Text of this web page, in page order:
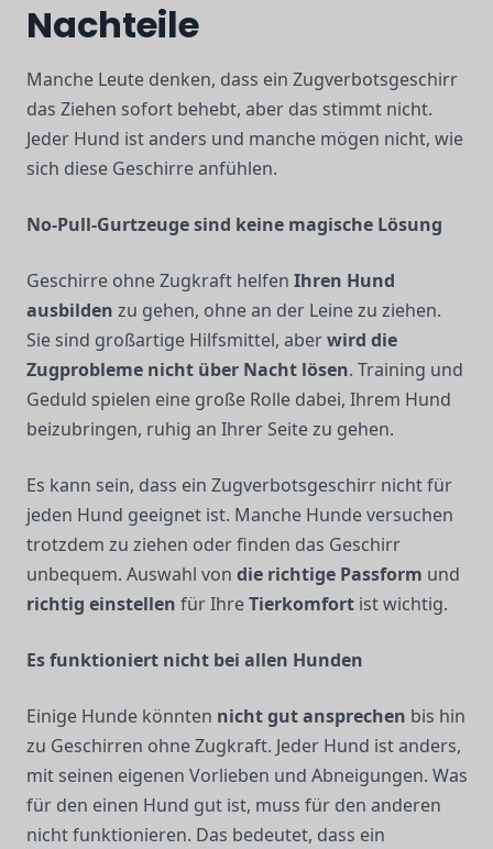
Nachteile
Manche Leute denken, dass ein Zugverbotsgeschirr
das Ziehen sofort behebt, aber das stimmt nicht.
Jeder Hund ist anders und manche mögen nicht, wie
sich diese Geschirre anfühlen.
No-Pull-Gurtzeuge sind keine magische Lösung
Geschirre ohne Zugkraft helfen Ihren Hund
ausbilden zu gehen, ohne an der Leine zu ziehen.
Sie sind großartige Hilfsmittel, aberwird die
Zugprobleme nicht über Nacht lösen. Training und
Geduld spielen eine große Rolle dabei, Ihrem Hund
beizubringen, ruhig an Ihrer Seite zu gehen.
Es kann sein, dass ein Zugverbotsgeschirr nicht für
jeden Hund geeignet ist. Manche Hunde versuchen
trotzdem zu ziehen oder finden das Geschirr
unbequem. Auswahl von die richtige Passform und
richtig einstellen für IhreTierkomfort ist wichtig.
Es funktioniert nicht bei allen Hunden
Einige Hunde könnten nicht gut ansprechen bis hin
zu Geschirren ohne Zugkraft. Jeder Hund ist anders,
mit seinen eigenen Vorlieben und Abneigungen. Was
für den einen Hund gut ist, muss für den anderen
nicht funktionieren. Das bedeutet, dass ein